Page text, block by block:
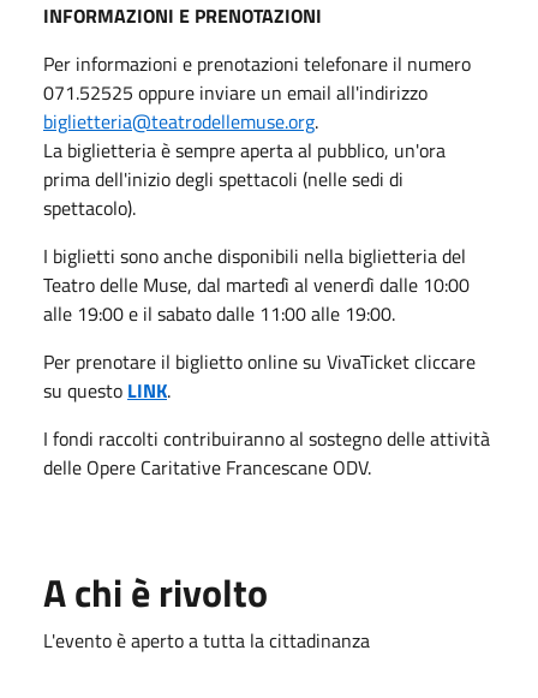
INFORMAZIONI E PRENOTAZIONI
Per informazioni e prenotazioni telefonare il numero
071.52525 oppure inviare un email all'indirizzo
biglietteria@teatrodellemuse.org.
La biglietteria è sempre aperta al pubblico, un'ora
prima dell'inizio degli spettacoli (nelle sedi di
spettacolo).
I biglietti sono anche disponibili nella biglietteria del
Teatro delle Muse, dal martedì al venerdì dalle 10:00
alle 19:00 e il sabato dalle 11:00 alle 19:00.
Per prenotare il biglietto online su VivaTicket cliccare
su questo LINK.
I fondi raccolti contribuiranno al sostegno delle attività
delle Opere Caritative Francescane ODV.
A chi è rivolto
L'evento è aperto a tutta la cittadinanza